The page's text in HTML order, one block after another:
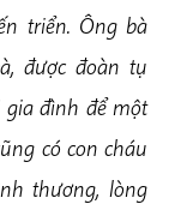
triển. Ông bà
được đoàn tụ
gia đình để một
có con cháu
thương, lòng